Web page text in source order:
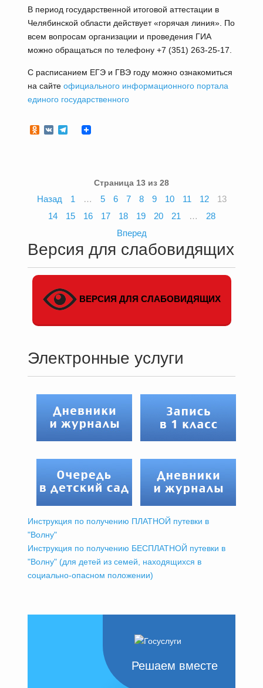
В период государственной итоговой аттестации в
Челябинской области действует «горячая линия». По
всем вопросам организации и проведения ГИА
можно обращаться по телефону +7 (351) 263-25-17.
С расписанием ЕГЭ и ГВЭ году можно ознакомиться
на сайте официального информационного портала
единого государственного
Odnoklassniki
VKTelegram
Страница 13 из 28
Назад 1 … 5 6 7 8 9 10 11 12
13
14
15 16 17 18 19 20 21 …
28
Вперед
Версия для слабовидящих
ВЕРСИЯ ДЛЯ СЛАБОВИДЯЩИХ
Электронные услуги
Инструкция по получению ПЛАТНОЙ путевки в
"Волну"
Инструкция по получению БЕСПЛАТНОЙ путевки в
"Волну" (для детей из семей, находящихся в
социально-опасном положении)
Решаем вместе